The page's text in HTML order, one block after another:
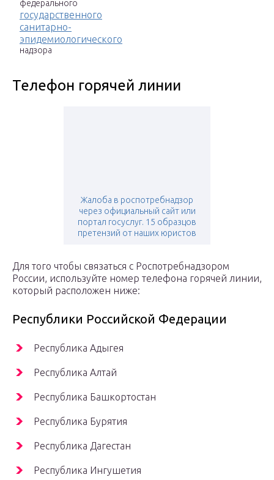
федерального
государственного
санитарно-
эпидемиологического
надзора
Телефон горячей линии
Жалоба в роспотребнадзор
через официальный сайт или
портал госуслуг. 15 образцов
претензий от наших юристов
Для того чтобы связаться с Роспотребнадзором
России, используйте номер телефона горячей линии,
который расположен ниже:
Республики Российской Федерации
Республика Адыгея
Республика Алтай
Республика Башкортостан
Республика Бурятия
Республика Дагестан
Республика Ингушетия